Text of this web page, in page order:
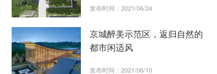
发布时间：2021/06/24
京城醉美示范区，返归自然的
都市闲适风
发布时间：2021/06/10